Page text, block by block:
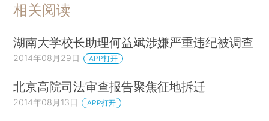
相关阅读
湖南大学校长助理何益斌涉嫌严重违纪被调查
2014年08月29日 APP打开
北京高院司法审查报告聚焦征地拆迁
2014年08月13日 APP打开